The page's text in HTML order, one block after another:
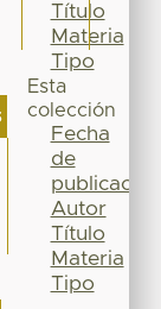
Título
Materia
Tipo
Esta
colección
Fecha
de
publicación
Autor
Título
Materia
Tipo